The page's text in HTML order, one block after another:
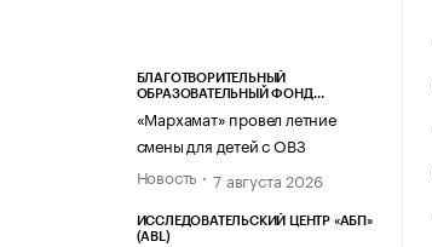
БЛАГОТВОРИТЕЛЬНЫЙ
ОБРАЗОВАТЕЛЬНЫЙ ФОНД
«Мархамат» провел летние
смены для детей с ОВЗ
Новость
7 августа 2026
ИССЛЕДОВАТЕЛЬСКИЙ ЦЕНТР «АБП»
(ABL)